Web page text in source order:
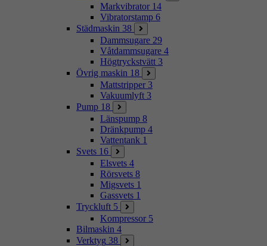
Markvibrator 14
Vibratorstamp 6
Städmaskin 38
Dammsugare 29
Våtdammsugare 4
Högtryckstvätt 3
Övrig maskin 18
Mattstripper 3
Vakuumlyft 3
Pump 18
Länspump 8
Dränkpump 4
Vattentank 1
Svets 16
Elsvets 4
Rörsvets 8
Migsvets 1
Gassvets 1
Tryckluft 5
Kompressor 5
Bilmaskin 4
Verktyg 38